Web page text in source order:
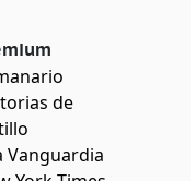
de
Vanguardia